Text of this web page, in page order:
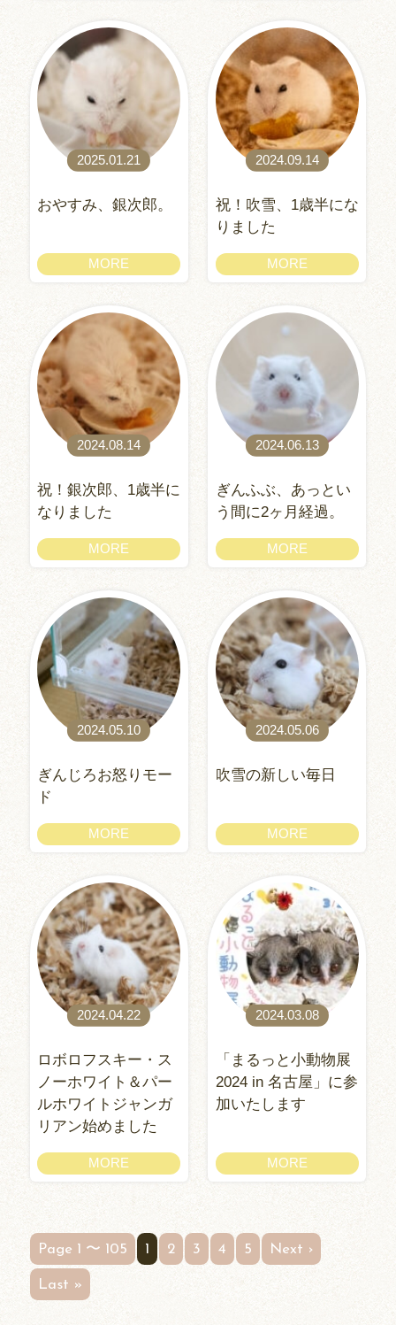
2025.01.21
おやすみ、銀次郎。
MORE
2024.09.14
祝！吹雪、1歳半にな
りました
MORE
2024.08.14
祝！銀次郎、1歳半に
なりました
MORE
2024.06.13
ぎんふぶ、あっとい
う間に2ヶ月経過。
MORE
2024.05.10
ぎんじろお怒りモー
ド
MORE
2024.05.06
吹雪の新しい毎日
MORE
2024.04.22
ロボロフスキー・ス
ノーホワイト＆パー
ルホワイトジャンガ
リアン始めました
MORE
2024.03.08
「まるっと小動物展
2024 in 名古屋」に参
加いたします
MORE
Page 1 〜 105 1 2 3 4 5 Next ›
Last »